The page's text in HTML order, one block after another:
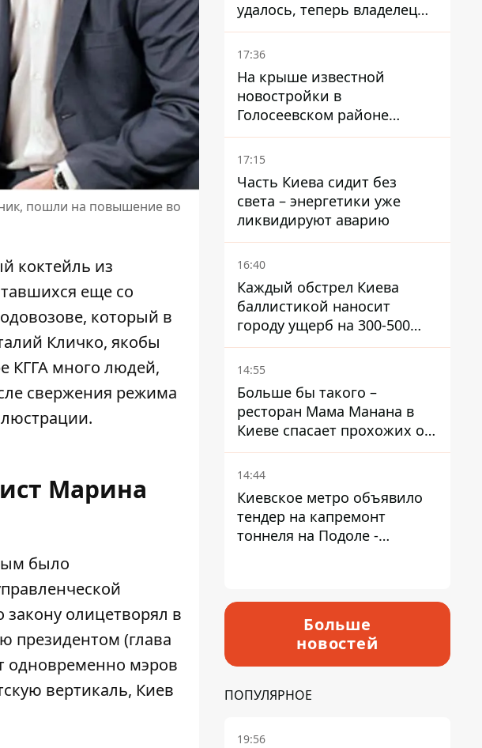
пошли на повышение во
коктейль из
еще со
который в
Кличко, якобы
КГГА много людей,
свержения режима
Марина
было
олицетворял в
президентом (глава
одновременно мэров
вертикаль, Киев
удалось, теперь владелец
их просто закроет
17:36
На крыше известной
новостройки в
Голосеевском районе
разбивают парк площадью
в гектар
17:15
Часть Киева сидит без
света – энергетики уже
ликвидируют аварию
16:40
Каждый обстрел Киева
баллистикой наносит
городу ущерб на 300-500
миллионов - Петр
Пантелеев
14:55
Больше бы такого –
ресторан Мама Манана в
Киеве спасает прохожих от
жары
14:44
Киевское метро объявило
тендер на капремонт
тоннеля на Подоле -
Больше
новостей
ПОПУЛЯРНОЕ
19:56